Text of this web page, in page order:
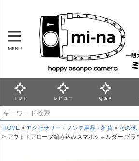
MENU
ＴＯＰ レビュー Ｑ＆Ａ
HOME アクセサリー・メンテ用品・雑貨
その他
アウトドアロープ編み込みスマホショルダー ブラ